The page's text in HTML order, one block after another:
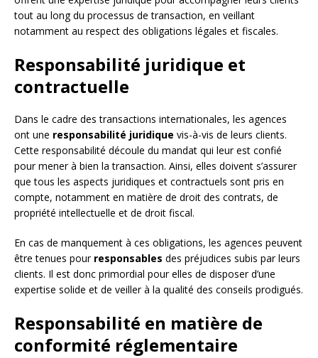
tout au long du processus de transaction, en veillant
notamment au respect des obligations légales et fiscales.
Responsabilité juridique et
contractuelle
Dans le cadre des transactions internationales, les agences
ont une responsabilité juridique vis-à-vis de leurs clients.
Cette responsabilité découle du mandat qui leur est confié
pour mener à bien la transaction. Ainsi, elles doivent s’assurer
que tous les aspects juridiques et contractuels sont pris en
compte, notamment en matière de droit des contrats, de
propriété intellectuelle et de droit fiscal.
En cas de manquement à ces obligations, les agences peuvent
être tenues pour responsables des préjudices subis par leurs
clients. Il est donc primordial pour elles de disposer d’une
expertise solide et de veiller à la qualité des conseils prodigués.
Responsabilité en matière de
conformité réglementaire